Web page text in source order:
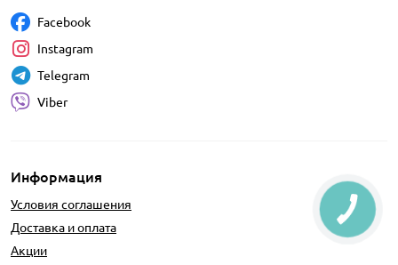
Информация
Условия соглашения
Доставка и оплата
Акции
Facebook
Instagram
Telegram
Viber